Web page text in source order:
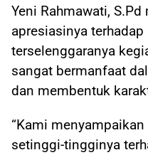
Yeni Rahmawati,
apresiasinya
terselenggaranya
sangat bermanfaat
dan membentuk
“Kami
setinggi-tingginya